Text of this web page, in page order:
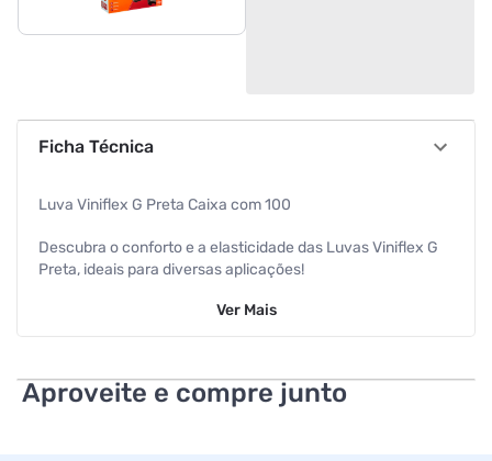
Ficha Técnica
Luva Viniflex G Preta Caixa com 100
Descubra o conforto e a elasticidade das Luvas Viniflex G
Preta, ideais para diversas aplicações!
As Luvas Viniflex são produzidas pela renomada marca
termoplásticos rígidos com borracha suave. Essa
combinação resulta em luvas que proporcionam maior
Ver Mais
Aproveite e compre junto